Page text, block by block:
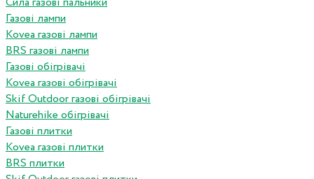
Газові лампи
Kovea газові лампи
BRS газові лампи
Газові обігрівачі
Kovea газові обігрівачі
Skif Outdoor газові обігрівачі
Naturehike обігрівачі
Газові плитки
Kovea газові плитки
BRS плитки